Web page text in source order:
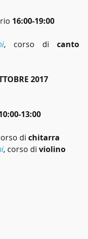
16:00-19:00
, corso di canto
2017
13:00
di chitarra
, corso di violino